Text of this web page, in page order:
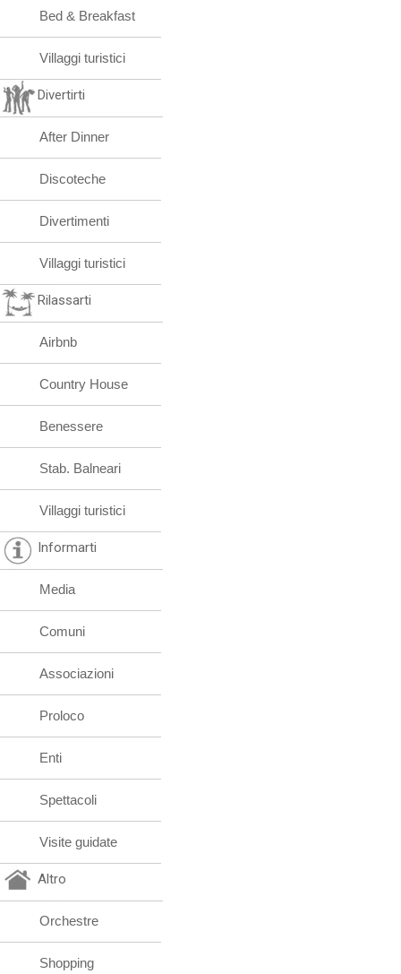
Bed & Breakfast
Villaggi turistici
Divertirti
After Dinner
Discoteche
Divertimenti
Villaggi turistici
Rilassarti
Airbnb
Country House
Benessere
Stab. Balneari
Villaggi turistici
Informarti
Media
Comuni
Associazioni
Proloco
Enti
Spettacoli
Visite guidate
Altro
Orchestre
Shopping